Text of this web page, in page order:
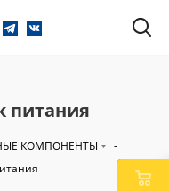
питания
КОМПОНЕНТЫ
-